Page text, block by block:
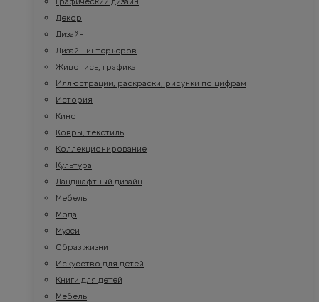
Декор
Дизайн
Дизайн интерьеров
Живопись, графика
Иллюстрации, раскраски, рисунки по цифрам
История
Кино
Ковры, текстиль
Коллекционирование
Культура
Ландшафтный дизайн
Мебель
Мода
Музеи
Образ жизни
Искусство для детей
Книги для детей
Мебель